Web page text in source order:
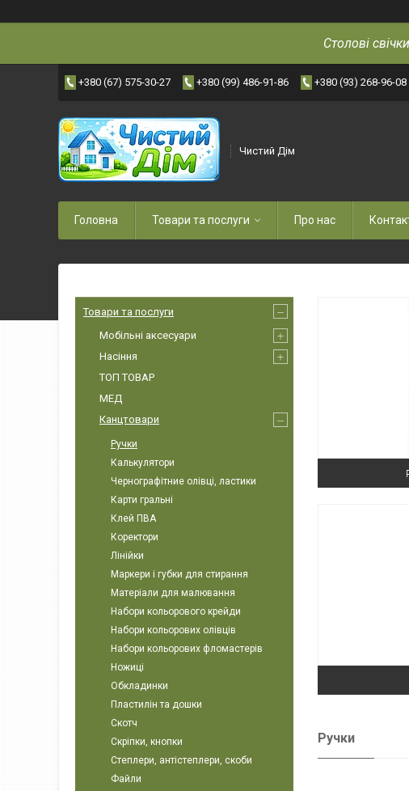
Столові
+380 (67) 575-30-27 +380 (99) 486-91-86 +380 (93) 268-96-08
Чистий Дім
Головна Товари та послуги Про нас
Ручки
Товари та послуги
Мобільні аксесуари
Насіння
ТОП ТОВАР
МЕД
Канцтовари
Ручки
Калькулятори
Чернографітние олівці, ластики
Карти гральні
Клей ПВА
Коректори
Лінійки
Маркери і губки для стирання
Матеріали для малювання
Набори кольорового крейди
Набори кольорових олівців
Набори кольорових фломастерів
Ножиці
Обкладинки
Пластилін та дошки
Скотч
Скріпки, кнопки
Степлери, антістеплери, скоби
Файли